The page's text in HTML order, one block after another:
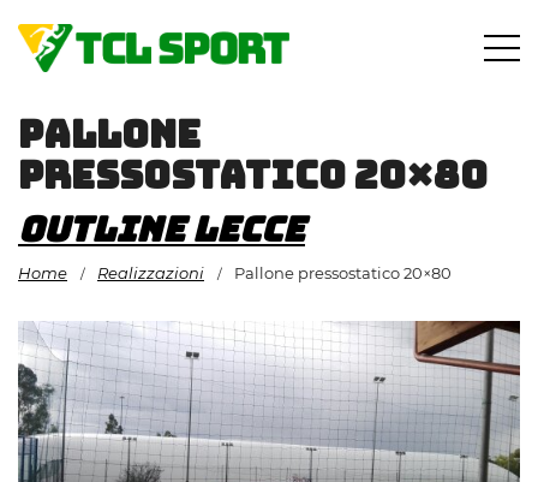
contenuto
Pallone
pressostatico 20×80
Outline Lecce
Home / Realizzazioni / Pallone pressostatico 20×80